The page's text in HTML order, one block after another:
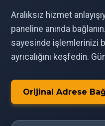
Aralıksız hizmet
paneline anında
sayesinde işlemlerinizi
ayrıcalığını keşfedin.
Orijinal Adrese